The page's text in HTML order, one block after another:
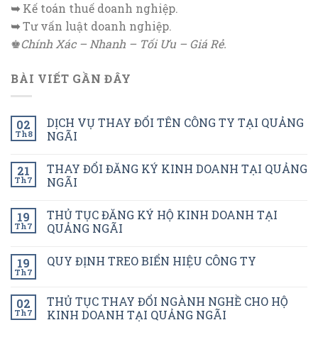
➥Kế toán thuế doanh nghiệp.
➥Tư vấn luật doanh nghiệp.
♚Chính Xác – Nhanh – Tối Ưu – Giá Rẻ.
BÀI VIẾT GẦN ĐÂY
02
Th8
DỊCH VỤ THAY ĐỔI TÊN CÔNG TY TẠI QUẢNG
NGÃI
21
Th7
THAY ĐỔI ĐĂNG KÝ KINH DOANH TẠI QUẢNG
NGÃI
19
Th7
THỦ TỤC ĐĂNG KÝ HỘ KINH DOANH TẠI
QUẢNG NGÃI
19
Th7
QUY ĐỊNH TREO BIỂN HIỆU CÔNG TY
02
Th7
THỦ TỤC THAY ĐỔI NGÀNH NGHỀ CHO HỘ
KINH DOANH TẠI QUẢNG NGÃI